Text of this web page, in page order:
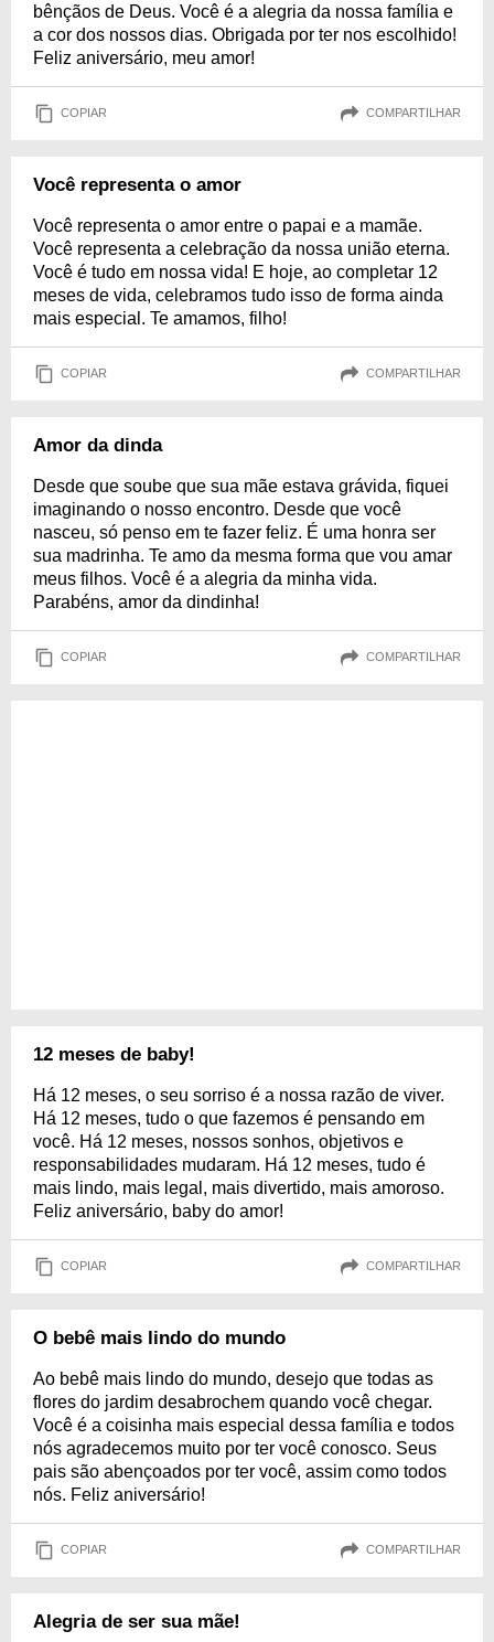
bênçãos de Deus. Você é a alegria da nossa família e
a cor dos nossos dias. Obrigada por ter nos escolhido!
Feliz aniversário, meu amor!
COPIAR COMPARTILHAR
Você representa o amor
Você representa o amor entre o papai e a mamãe.
Você representa a celebração da nossa união eterna.
Você é tudo em nossa vida! E hoje, ao completar 12
meses de vida, celebramos tudo isso de forma ainda
mais especial. Te amamos, filho!
COPIAR COMPARTILHAR
Amor da dinda
Desde que soube que sua mãe estava grávida, fiquei
imaginando o nosso encontro. Desde que você
nasceu, só penso em te fazer feliz. É uma honra ser
sua madrinha. Te amo da mesma forma que vou amar
meus filhos. Você é a alegria da minha vida.
Parabéns, amor da dindinha!
COPIAR COMPARTILHAR
12 meses de baby!
Há 12 meses, o seu sorriso é a nossa razão de viver.
Há 12 meses, tudo o que fazemos é pensando em
você. Há 12 meses, nossos sonhos, objetivos e
responsabilidades mudaram. Há 12 meses, tudo é
mais lindo, mais legal, mais divertido, mais amoroso.
Feliz aniversário, baby do amor!
COPIAR COMPARTILHAR
O bebê mais lindo do mundo
Ao bebê mais lindo do mundo, desejo que todas as
flores do jardim desabrochem quando você chegar.
Você é a coisinha mais especial dessa família e todos
nós agradecemos muito por ter você conosco. Seus
pais são abençoados por ter você, assim como todos
nós. Feliz aniversário!
COPIAR COMPARTILHAR
Alegria de ser sua mãe!